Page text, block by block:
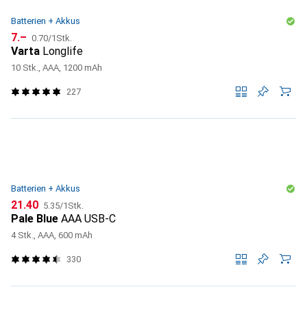
Batterien + Akkus
CHF
7.– CHF
0.70/1Stk.
Varta Longlife
10 Stk., AAA, 1200 mAh
227
Batterien + Akkus
CHF
21.40 CHF
5.35/1Stk.
Pale Blue AAA USB-C
4 Stk., AAA, 600 mAh
330